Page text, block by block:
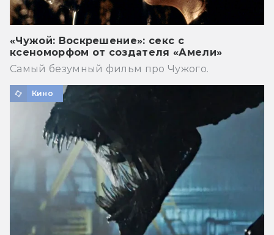
«Чужой: Воскрешение»: секс с
ксеноморфом от создателя «Амели»
Самый безумный фильм про Чужого.
Кино